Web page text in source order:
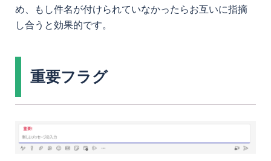
め、もし件名が付けられていなかったらお互いに指摘
し合うと効果的です。
重要フラグ